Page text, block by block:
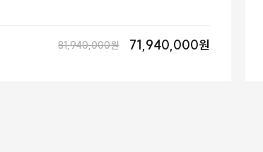
81,940,000원 71,940,000원